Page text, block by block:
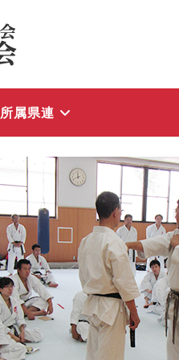
所属県連